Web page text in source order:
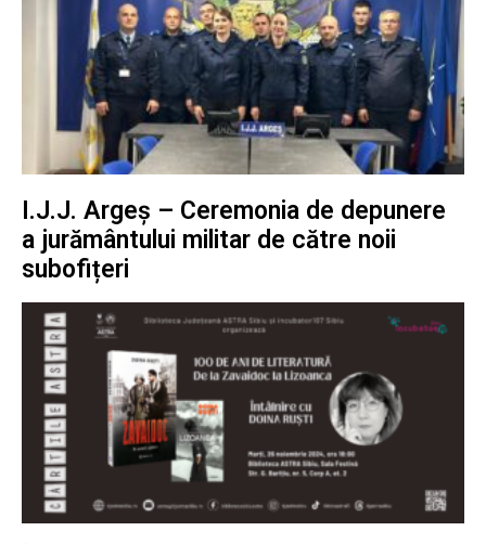
I.J.J. Argeș – Ceremonia de depunere
a jurământului militar de către noii
subofițeri